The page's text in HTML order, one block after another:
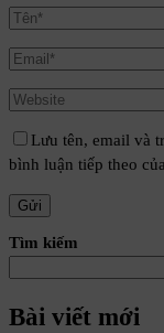
Lưu tên, email và
bình luận tiếp theo
Tìm kiếm
Bài viết mới